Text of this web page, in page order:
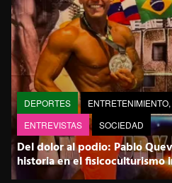
DEPORTES
ENTREVISTAS
SOCIEDAD
Del dolor al podio: Pablo
historia en el fisicoculturismo